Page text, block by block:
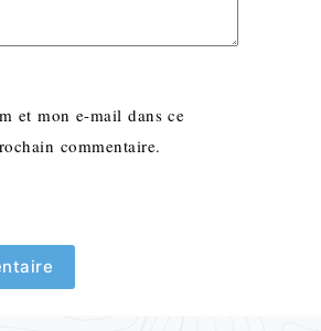
et mon e-mail dans ce
commentaire.